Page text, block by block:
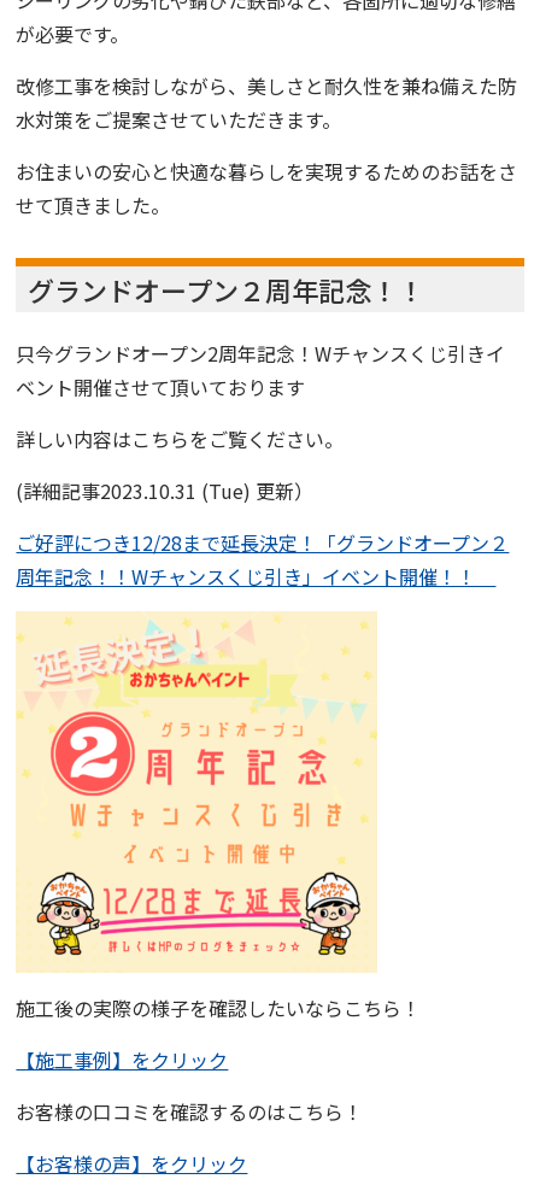
が必要です。
改修工事を検討しながら、美しさと耐久性を兼ね備えた防
水対策をご提案させていただきます。
お住まいの安心と快適な暮らしを実現するためのお話をさ
せて頂きました。
グランドオープン２周年記念！！
只今グランドオープン2周年記念！Wチャンスくじ引きイ
ベント開催させて頂いております
詳しい内容はこちらをご覧ください。
(詳細記事2023.10.31 (Tue) 更新）
ご好評につき12/28まで延長決定！「グランドオープン２
周年記念！！Wチャンスくじ引き」イベント開催！！
施工後の実際の様子を確認したいならこちら！
【施工事例】をクリック
お客様の口コミを確認するのはこちら！
【お客様の声】をクリック